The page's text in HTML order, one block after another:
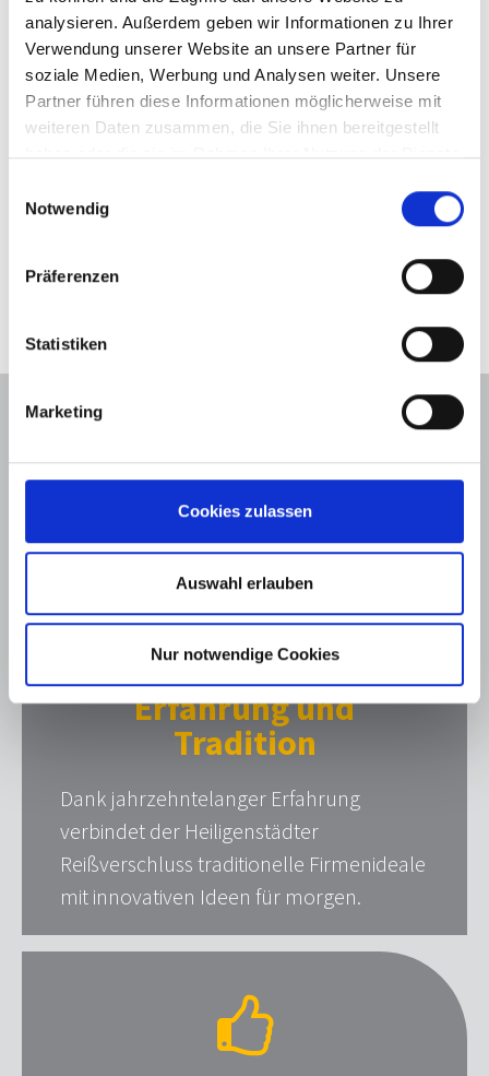
analysieren. Außerdem geben wir Informationen zu Ihrer
Verwendung unserer Website an unsere Partner für
soziale Medien, Werbung und Analysen weiter. Unsere
Partner führen diese Informationen möglicherweise mit
weiteren Daten zusammen, die Sie ihnen bereitgestellt
haben oder die sie im Rahmen Ihrer Nutzung der Dienste
Notwendig
Präferenzen
Statistiken
Marketing
Cookies zulassen
Auswahl erlauben
Nur notwendige Cookies
mit Ring
WARUM HEILIGENSTÄDTER
REISSVERSCHLÜSSE?
Erfahrung und
Tradition
Dank jahrzehntelanger Erfahrung
verbindet der Heiligenstädter
Reißverschluss traditionelle Firmenideale
mit innovativen Ideen für morgen.